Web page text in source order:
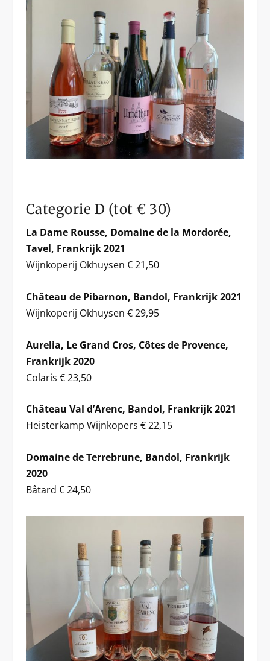
Categorie D (tot € 30)
La Dame Rousse, Domaine de la Mordorée,
Tavel, Frankrijk 2021
Wijnkoperij Okhuysen € 21,50
Château de Pibarnon, Bandol, Frankrijk 2021
Wijnkoperij Okhuysen € 29,95
Aurelia, Le Grand Cros, Côtes de Provence,
Frankrijk 2020
Colaris € 23,50
Château Val d’Arenc, Bandol, Frankrijk 2021
Heisterkamp Wijnkopers € 22,15
Domaine de Terrebrune, Bandol, Frankrijk
2020
Bâtard € 24,50